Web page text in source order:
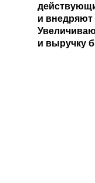
и
и выручку